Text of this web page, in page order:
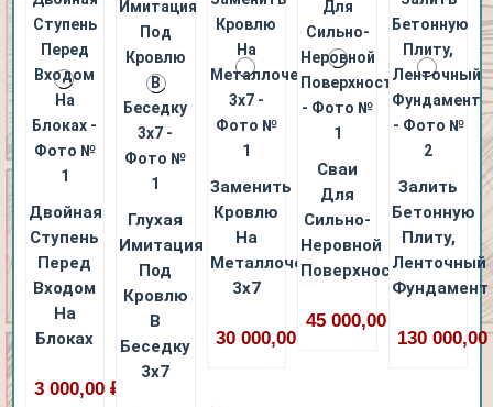
Двойная
Ступень
Перед
Входом
На
Блоках
3 000,00 ₽
Глухая
Имитация
Под
Кровлю
В
Беседку
3х7
Заменить
Кровлю
На
Металлочерепицу
3x7
30 000,00 ₽
Сваи
Для
Сильно-
Неровной
Поверхности
45 000,00 ₽
Залить
Бетонную
Плиту,
Ленточный
Фундамент
130 000,00